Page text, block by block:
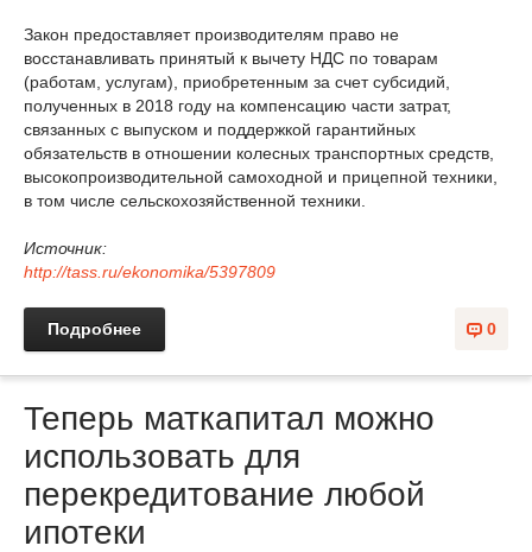
Закон предоставляет производителям право не
восстанавливать принятый к вычету НДС по товарам
(работам, услугам), приобретенным за счет субсидий,
полученных в 2018 году на компенсацию части затрат,
связанных с выпуском и поддержкой гарантийных
обязательств в отношении колесных транспортных средств,
высокопроизводительной самоходной и прицепной техники,
в том числе сельскохозяйственной техники.
Источник:
http://tass.ru/ekonomika/5397809
0
Подробнее
Теперь маткапитал можно
использовать для
перекредитование любой
ипотеки